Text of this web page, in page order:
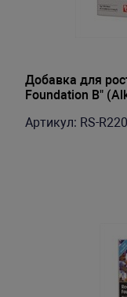
Добавка для
Foundation B"
Артикул: RS-